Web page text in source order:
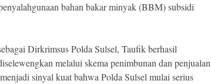
bahan bakar minyak (BBM) subsidi
Dirkrimsus Polda Sulsel, Taufik berhasil
melalui skema penimbunan dan penjualan
sinyal kuat bahwa Polda Sulsel mulai serius